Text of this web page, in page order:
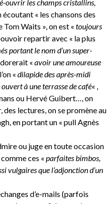
ouvrir les champs cristallins,
écoutant « les chansons des
Waits », on est « toujours
repartir avec « la plus
portant le nom d’un super-
« avoir une amoureuse
« dilapide des après-midi
à une terrasse de café« ,
ou Hervé Guibert…, on
lectures, on se promène au
en portant un « pull Agnès
ou juge en toute occasion
ces « parfaites bimbos,
vulgaires que l’adjonction d’un
d’e-mails (parfois